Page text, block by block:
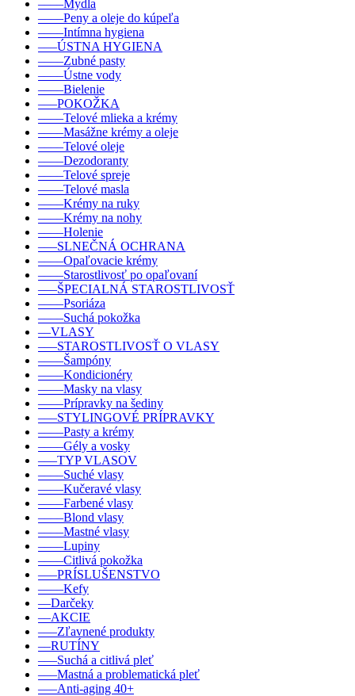
––––Mydla
––––Peny a oleje do kúpeľa
––––Intímna hygiena
–––ÚSTNA HYGIENA
––––Zubné pasty
––––Ústne vody
––––Bielenie
–––POKOŽKA
––––Telové mlieka a krémy
––––Masážne krémy a oleje
––––Telové oleje
––––Dezodoranty
––––Telové spreje
––––Telové masla
––––Krémy na ruky
––––Krémy na nohy
––––Holenie
–––SLNEČNÁ OCHRANA
––––Opaľovacie krémy
––––Starostlivosť po opaľovaní
–––ŠPECIALNÁ STAROSTLIVOSŤ
––––Psoriáza
––––Suchá pokožka
––VLASY
–––STAROSTLIVOSŤ O VLASY
––––Šampóny
––––Kondicionéry
––––Masky na vlasy
––––Prípravky na šediny
–––STYLINGOVÉ PRÍPRAVKY
––––Pasty a krémy
––––Gély a vosky
–––TYP VLASOV
––––Suché vlasy
––––Kučeravé vlasy
––––Farbené vlasy
––––Blond vlasy
––––Mastné vlasy
––––Lupiny
––––Citlivá pokožka
–––PRÍSLUŠENSTVO
––––Kefy
––Darčeky
––AKCIE
–––Zľavnené produkty
––RUTÍNY
–––Suchá a citlivá pleť
–––Mastná a problematická pleť
–––Anti-aging 40+